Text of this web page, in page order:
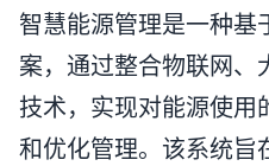
智慧能源管理是一种基
案，通过整合物联网、
技术，实现对能源使用
和优化管理。该系统旨